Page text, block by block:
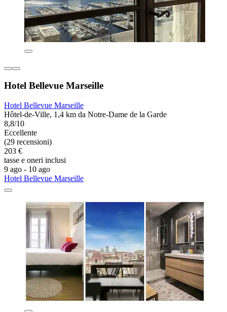
Hotel Bellevue Marseille
Hotel Bellevue Marseille
Hôtel-de-Ville, 1,4 km da Notre-Dame de la Garde
8,8/10
Eccellente
(29 recensioni)
203 €
tasse e oneri inclusi
9 ago - 10 ago
Hotel Bellevue Marseille